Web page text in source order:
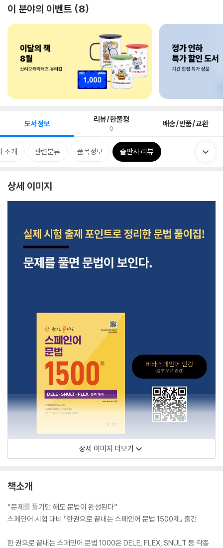
이 분야의 이벤트 8
도서정보 리뷰/한줄평
0 배송/반품/교환
소개 관련분류 품목정보 출판사 리뷰
상세 이미지
상세 이미지 더보기
책소개
“문제를 풀기만 해도 문법이 완성된다”
스페인어 시험 대비 『한권으로 끝내는 스페인어 문법 1500제』 출간
한 권으로 끝내는 스페인어 문법 1000은 DELE, FLEX, SNULT 등 각종